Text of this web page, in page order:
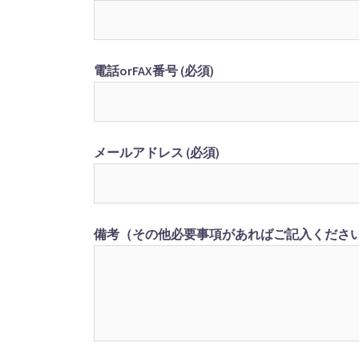
電話orFAX番号 (必須)
メールアドレス (必須)
備考（その他必要事項があればご記入くださ